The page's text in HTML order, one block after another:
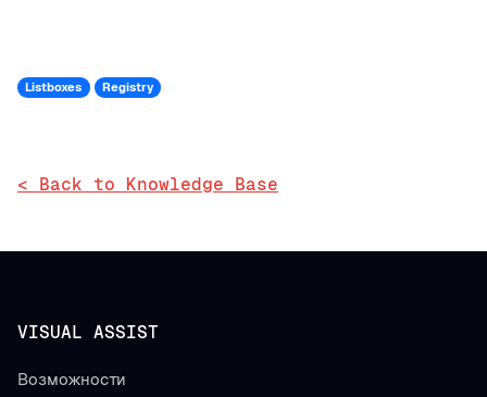
Listboxes Registry
< Back to Knowledge Base
VISUAL ASSIST
Возможности